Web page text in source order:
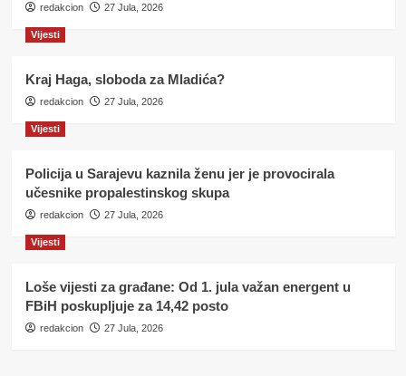
redakcion 27 Jula, 2026
Vijesti
Kraj Haga, sloboda za Mladića?
redakcion 27 Jula, 2026
Vijesti
Policija u Sarajevu kaznila ženu jer je provocirala
učesnike propalestinskog skupa
redakcion 27 Jula, 2026
Vijesti
Loše vijesti za građane: Od 1. jula važan energent u
FBiH poskupljuje za 14,42 posto
redakcion 27 Jula, 2026